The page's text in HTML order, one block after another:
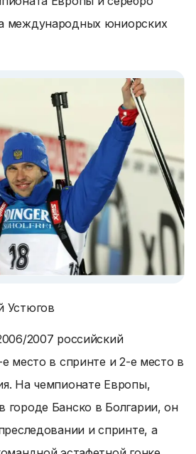
международных юниорских
Устюгов
2007 российский
место в спринте и 2-е место в
На чемпионате Европы,
городе Банско в Болгарии, он
и спринте, а